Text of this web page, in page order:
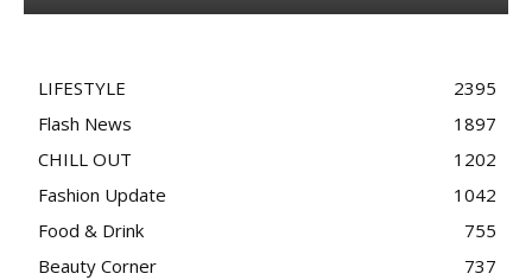
LIFESTYLE
2395
Flash News
1897
CHILL OUT
1202
Fashion Update
1042
Food & Drink
755
Beauty Corner
737